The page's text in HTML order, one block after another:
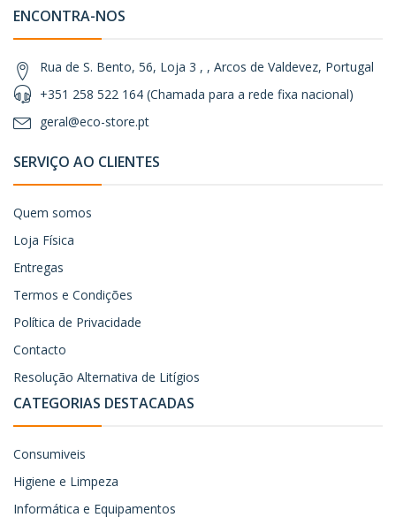
ENCONTRA-NOS
Rua de S. Bento, 56, Loja 3 , , Arcos de Valdevez, Portugal
+351 258 522 164 (Chamada para a rede fixa nacional)
geral@eco-store.pt
SERVIÇO AO CLIENTES
Quem somos
Loja Física
Entregas
Termos e Condições
Política de Privacidade
Contacto
Resolução Alternativa de Litígios
CATEGORIAS DESTACADAS
Consumiveis
Higiene e Limpeza
Informática e Equipamentos